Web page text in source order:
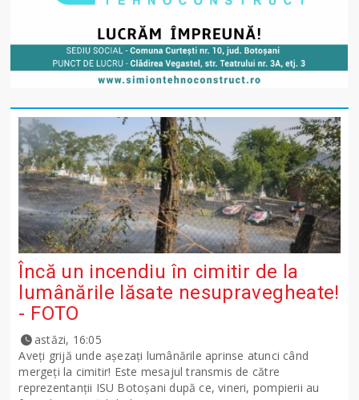
Încă un incendiu în cimitir de la
lumânările lăsate nesupravegheate!
- FOTO
astăzi, 16:05
Aveți grijă unde așezați lumânările aprinse atunci când
mergeți la cimitir! Este mesajul transmis de către
reprezentanții ISU Botoșani după ce, vineri, pompierii au